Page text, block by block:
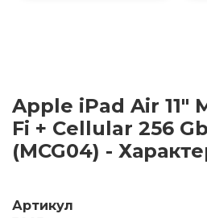
Apple iPad Air 11"
Fi + Cellular 256
(MCG04) -
Артикул